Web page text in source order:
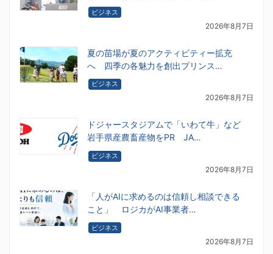
ビジネス
2026年8月7日
夏の苗場が夏のアクティビティー拡充
へ 四季の各魅力を創出プリンス…
ビジネス
2026年8月7日
ドジャースタジアムで「いわて牛」など
岩手県産農畜産物をPR JA…
ビジネス
2026年8月7日
「人がAIに求めるのは信頼し相談できる
こと」 ロジカがAI事業者…
ビジネス
2026年8月7日